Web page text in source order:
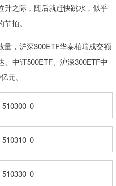
升之际，随后就赶快跳水，似乎
拍。
，沪深300ETF华泰柏瑞成交额
、中证500ETF、沪深300ETF中
元。